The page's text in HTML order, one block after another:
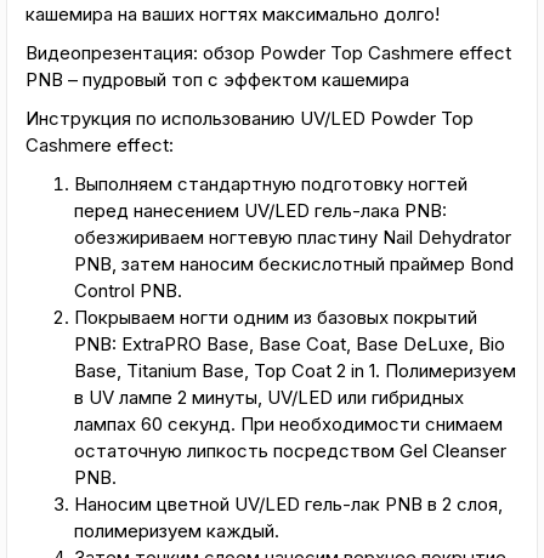
кашемира на ваших ногтях максимально долго!
Видеопрезентация: обзор Powder Top Cashmere effect
PNB – пудровый топ с эффектом кашемира
Инструкция по использованию UV/LED Powder Top
Cashmere effect:
Выполняем стандартную подготовку ногтей
перед нанесением UV/LED гель-лака PNB:
обезжириваем ногтевую пластину Nail Dehydrator
PNB, затем наносим бескислотный праймер Bond
Control PNB.
Покрываем ногти одним из базовых покрытий
PNB: ExtraPRO Base, Base Coat, Base DeLuxe, Bio
Base, Titanium Base, Top Coat 2 in 1. Полимеризуем
в UV лампе 2 минуты, UV/LED или гибридных
лампах 60 секунд. При необходимости снимаем
остаточную липкость посредством Gel Cleanser
PNB.
Наносим цветной UV/LED гель-лак PNB в 2 слоя,
полимеризуем каждый.